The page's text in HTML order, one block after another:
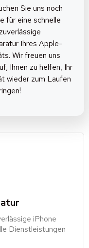
Sie uns noch
für eine schnelle
Ihres Apple-
Wir freuen uns
Ihnen zu helfen, Ihr
wieder zum Laufen
iPhone
Dienstleistungen